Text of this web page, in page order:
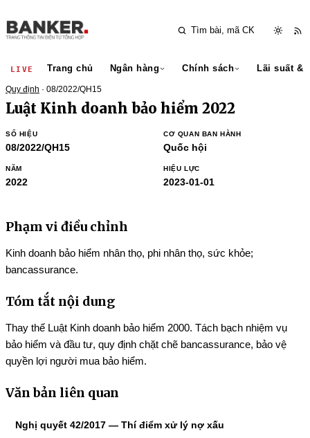
LIVE Trang chủ Ngân hàng Chính sách Lãi suất &
Quy định · 08/2022/QH15
Luật Kinh doanh bảo hiểm 2022
SỐ HIỆU
08/2022/QH15
CƠ QUAN BAN HÀNH
Quốc hội
NĂM
2022
HIỆU LỰC
2023-01-01
Phạm vi điều chỉnh
Kinh doanh bảo hiểm nhân thọ, phi nhân thọ, sức khỏe;
bancassurance.
Tóm tắt nội dung
Thay thế Luật Kinh doanh bảo hiểm 2000. Tách bạch nhiệm vụ
bảo hiểm và đầu tư, quy định chặt chẽ bancassurance, bảo vệ
quyền lợi người mua bảo hiểm.
Văn bản liên quan
Nghị quyết 42/2017 — Thí điểm xử lý nợ xấu